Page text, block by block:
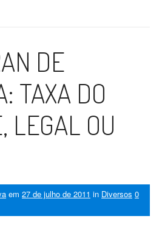
DE
TAXA DO
LEGAL OU
em 27 de julho de 2011 in Diversos 0